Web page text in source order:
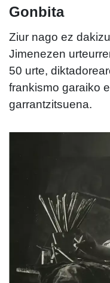
Gonbita
Ziur nago ez
Jimenezen
50 urte,
frankismo garaiko
garrantzitsuena.